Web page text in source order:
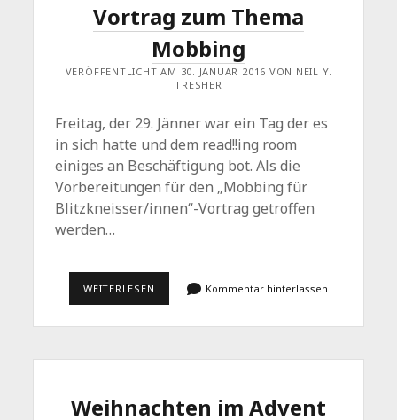
Vortrag zum Thema
Mobbing
VERÖFFENTLICHT AM 30. JANUAR 2016 VON NEIL Y.
TRESHER
Freitag, der 29. Jänner war ein Tag der es
in sich hatte und dem read!!ing room
einiges an Beschäftigung bot. Als die
Vorbereitungen für den „Mobbing für
Blitzkneisser/innen“-Vortrag getroffen
werden…
WEITERLESEN
EIN
Kommentar hinterlassen
Weihnachten im Advent